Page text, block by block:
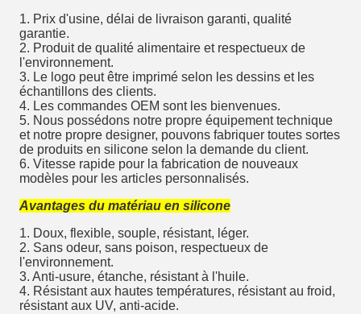
1. Prix d'usine, délai de livraison garanti, qualité
garantie.
2. Produit de qualité alimentaire et respectueux de
l'environnement.
3. Le logo peut être imprimé selon les dessins et les
échantillons des clients.
4. Les commandes OEM sont les bienvenues.
5. Nous possédons notre propre équipement technique
et notre propre designer, pouvons fabriquer toutes sortes
de produits en silicone selon la demande du client.
6. Vitesse rapide pour la fabrication de nouveaux
modèles pour les articles personnalisés.
Avantages du matériau en silicone
1. Doux, flexible, souple, résistant, léger.
2. Sans odeur, sans poison, respectueux de
l'environnement.
3. Anti-usure, étanche, résistant à l'huile.
4. Résistant aux hautes températures, résistant au froid,
résistant aux UV, anti-acide.